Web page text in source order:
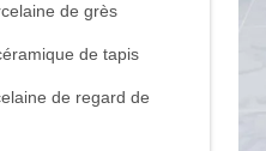
de grès
de tapis
de regard de